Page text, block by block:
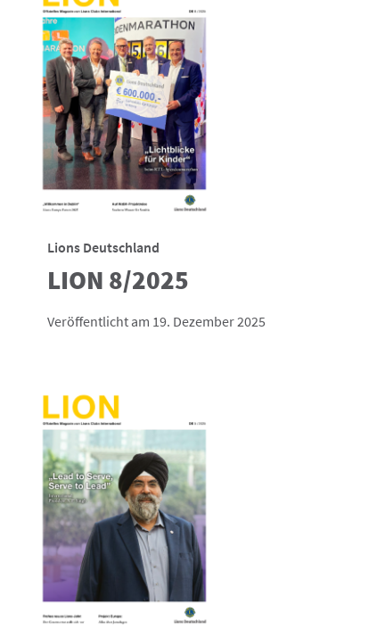
Lions Deutschland
LION 8/2025
Veröffentlicht am 19. Dezember 2025